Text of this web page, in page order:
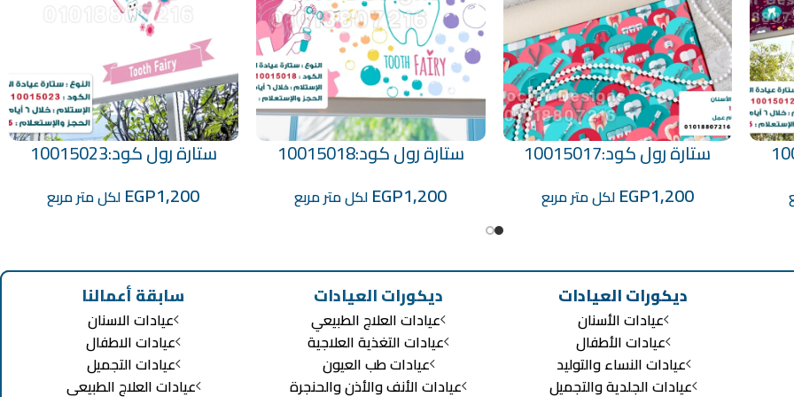
Select Options
ستارة رول كود:10015017
EGP1,200 لكل متر مربع
Select Options
ستارة رول كود:10015018
EGP1,200 لكل متر مربع
Select Options
ستارة رول كود:10015023
EGP1,200 لكل متر مربع
ديكورات العيادات
عيادات الأسنان
عيادات الأطفال
عيادات النساء والتوليد
عيادات الجلدية والتجميل
ديكورات العيادات
عيادات العلاج الطبيعي
عيادات التغذية العلاجية
عيادات طب العيون
عيادات الأنف والأذن والحنجرة
سابقة أعمالنا
عيادات الاسنان
عيادات الاطفال
عيادات التجميل
عيادات العلاج الطبيعي